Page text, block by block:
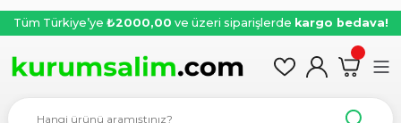
Tüm Türkiye’ye ₺2000,00 ve üzeri siparişlerde kargo bedava!